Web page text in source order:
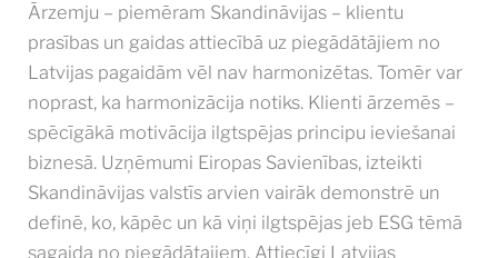
Ārzemju – piemēram Skandināvijas – klientu
prasības un gaidas attiecībā uz piegādātājiem no
Latvijas pagaidām vēl nav harmonizētas. Tomēr var
noprast, ka harmonizācija notiks. Klienti ārzemēs –
spēcīgākā motivācija ilgtspējas principu ieviešanai
biznesā. Uzņēmumi Eiropas Savienības, izteikti
Skandināvijas valstīs arvien vairāk demonstrē un
definē, ko, kāpēc un kā viņi ilgtspējas jeb ESG tēmā
sagaida no piegādātajiem. Attiecīgi Latvijas